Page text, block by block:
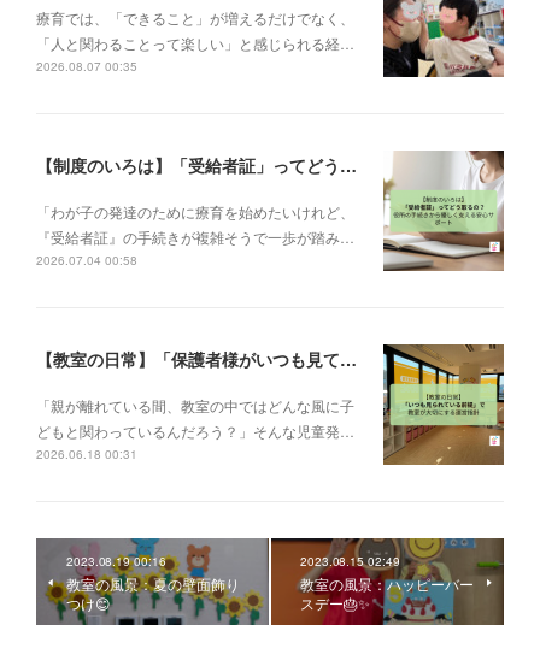
療育では、「できること」が増えるだけでなく、
「人と関わることって楽しい」と感じられる経…
2026.08.07 00:35
【制度のいろは】「受給者証」ってどう取るの？申請の流れと、てらぴぁぽけっとの安心サポート✨
「わが子の発達のために療育を始めたいけれど、
『受給者証』の手続きが複雑そうで一歩が踏み…
2026.07.04 00:58
【教室の日常】「保護者様がいつも見ている前提で」。私たちが大切にする教室運営指針✨
「親が離れている間、教室の中ではどんな風に子
どもと関わっているんだろう？」そんな児童発…
2026.06.18 00:31
2023.08.19 00:16
教室の風景：夏の壁面飾り
つけ😊
2023.08.15 02:49
教室の風景：ハッピーバー
スデー🎂✨